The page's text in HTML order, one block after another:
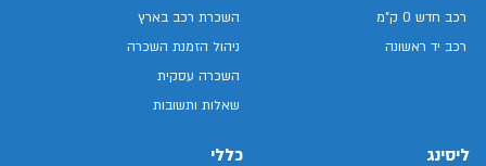
רכב חדש 0 ק"מ
רכב יד ראשונה
השכרת רכב בארץ
ניהול הזמנת השכרה
השכרה עסקית
שאלות ותשובות
ליסינג כללי